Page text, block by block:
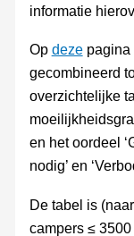
informatie
Op dezepagina
gecombineerd
overzichtelijke
en het oordeel
nodig’ en
De tabel is
campers ≤ 3500